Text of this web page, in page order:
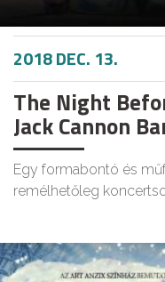
2018 DEC. 13.
The Night
Jack Cannon
Egy formabontó és
remélhetőleg